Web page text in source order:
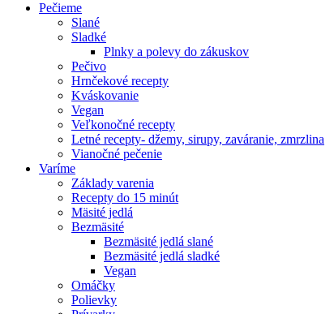
Pečieme
Slané
Sladké
Plnky a polevy do zákuskov
Pečivo
Hrnčekové recepty
Kváskovanie
Vegan
Veľkonočné recepty
Letné recepty- džemy, sirupy, zaváranie, zmrzlina
Vianočné pečenie
Varíme
Základy varenia
Recepty do 15 minút
Mäsité jedlá
Bezmäsité
Bezmäsité jedlá slané
Bezmäsité jedlá sladké
Vegan
Omáčky
Polievky